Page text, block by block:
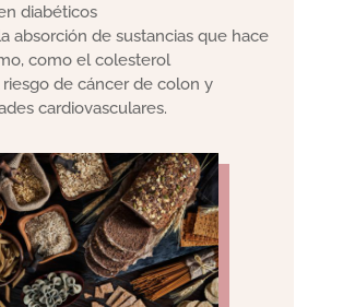
diabéticos
absorción de sustancias que hace
como el colesterol
de cáncer de colon y
cardiovasculares.